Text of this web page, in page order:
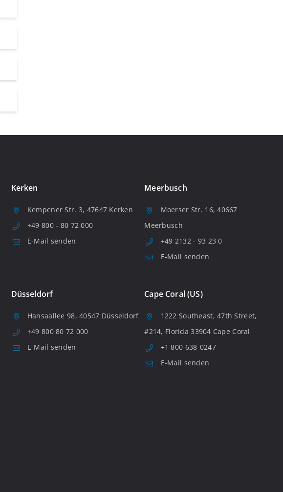
Kerken
Kempener Str. 3, 47647 Kerken
+49 800 - 80 72 000
E-Mail senden
Meerbusch
Moerser Str. 16, 40667
Meerbusch
+49 2132 - 93 23 0
E-Mail senden
Düsseldorf
Hansaallee 98, 40547 Düsseldorf
+49 800 80 72 000
E-Mail senden
Cape Coral (US)
1222 Southeast, 47th Street,
#214, Florida 33904 Cape Coral
+1 800 638-0247
E-Mail senden